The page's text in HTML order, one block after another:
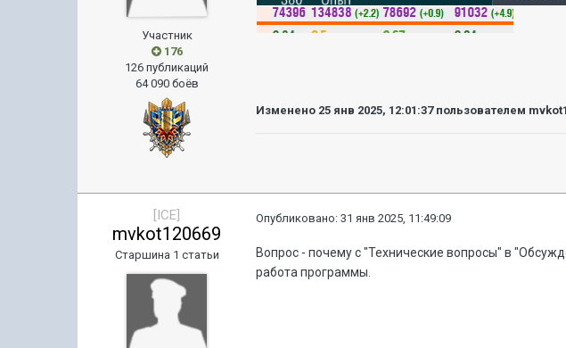
Участник
176
126 публикаций
64 090 боёв
Изменено 25 янв 2025, 12:01:37пользователем
[ICE]
mvkot120669
Старшина 1 статьи
Опубликовано:31 янв 2025, 11:49:09
Вопрос - почему с "Технические вопросы" в
работа программы.